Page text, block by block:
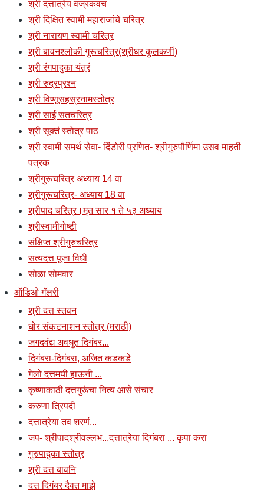
श्री दत्तात्रेय वज्रकवच
श्री दिक्षित स्वामी महाराजांचे चरित्र
श्री नारायण स्वामी चरित्र
श्री बावनश्लोकी गुरूचरित्र(श्रीधर कुलकर्णी)
श्री रंगपादुका यंत्रं
श्री रुद्रप्रश्न
श्री विष्णूसहस्रनामस्तोत्र
श्री साई सतचरित्र
श्री सूक्तं स्तोत्र पाठ
श्री स्वामी समर्थ सेवा- दिंडोरी प्रणित- श्रीगुरुपौर्णिमा उसव माहती
पत्रक
श्रीगुरूचरित्र अध्याय 14 वा
श्रीगुरूचरित्र- अध्याय 18 वा
श्रीपाद चरित्र।मृत सार १ ते ५३ अध्याय
श्रीस्वामीगोष्टी
संक्षिप्त श्रीगुरुचरित्र
सत्यदत्त पूजा विधी
सोळा सोमवार
ऑडिओ गॅलरी
श्री दत्त स्तवन
घोर संकटनाशन स्तोत्र (मराठी)
जगदवंद्य अवधुत दिगंबर...
दिगंबरा-दिगंबरा, अजित कडकडे
गेलो दत्तमयी हाऊनी ...
कृष्णाकाठी दत्तगुरूंचा नित्य आसे संचार
करुणा त्रिपदी
दत्तात्रेया तव शरणं...
जप- श्रीपादश्रीवल्लभ...दत्तात्रेया दिगंबरा ... कृपा करा
गुरुपादुका स्तोत्र
श्री दत्त बावनि
दत्त दिगंबर दैवत माझे